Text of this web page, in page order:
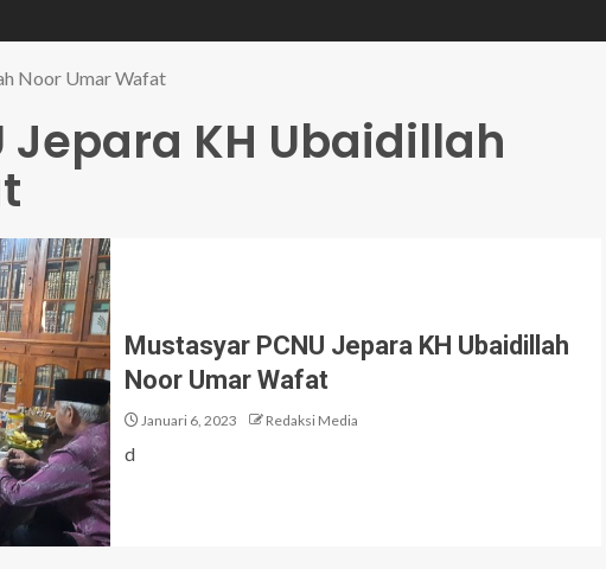
Noor Umar Wafat
Jepara KH Ubaidillah
Mustasyar PCNU Jepara KH Ubaidillah
Noor Umar Wafat
Januari 6, 2023 Redaksi Media
d